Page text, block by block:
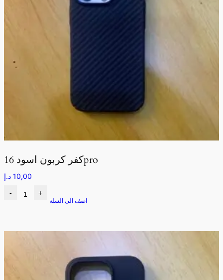
كفر كربون اسود 16pro
10,00 د.إ
- +
اضف الى السلة